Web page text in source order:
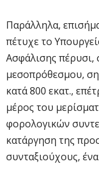
Παράλληλα,
πέτυχε το
Ασφάλισης πέρυσι,
μεσοπρόθεσμου,
κατά 800 εκατ.,
μέρος του
φορολογικών
κατάργηση της
συνταξιούχους,